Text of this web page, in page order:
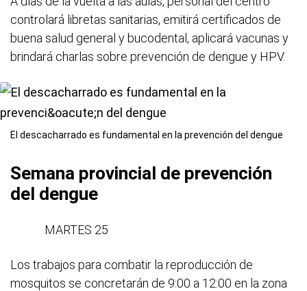
controlará libretas sanitarias, emitirá certificados de
buena salud general y bucodental, aplicará vacunas y
brindará charlas sobre prevención de dengue y HPV.
El descacharrado es fundamental en la prevención del dengue
Semana provincial de prevención
del dengue
MARTES 25
Los trabajos para combatir la reproducción de
mosquitos se concretarán de 9:00 a 12:00 en la zona